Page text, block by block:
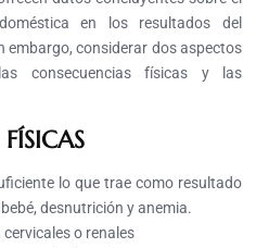
en los resultados del
embargo, considerar dos aspectos
consecuencias físicas y las
lo que trae como resultado
desnutrición y anemia.
o renales